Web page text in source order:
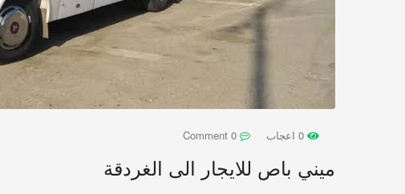
ميني باص للايجار الى الغردقة